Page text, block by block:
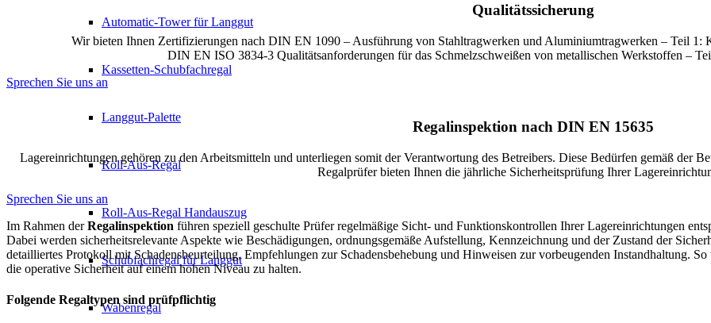
Automatic-Tower für Langgut
Kassetten-Schubfachregal
Langgut-Palette
Roll-Aus-Regal
Roll-Aus-Regal Handauszug
Schubfachregal für Langgut
Wabenregal
Qualitätssicherung
Wir bieten Ihnen Zertifizierungen nach DIN EN 1090 – Ausführung von Stahltragwerken und Aluminiumtragwerken – Teil 1:
DIN EN ISO 3834-3 Qualitätsanforderungen für das Schmelzschweißen von metallischen Werkstoffen –
Sprechen Sie uns an
Regalinspektion nach DIN EN 15635
Lagereinrichtungen gehören zu den Arbeitsmitteln und unterliegen somit der Verantwortung des Betreibers. Diese Bedürfen gemäß der
Regalprüfer bieten Ihnen die jährliche Sicherheitsprüfung Ihrer
Sprechen Sie uns an
Im Rahmen derRegalinspektion führen speziell geschulte Prüfer regelmäßige Sicht‑ und Funktionskontrollen Ihrer Lagereinrichtungen
Dabei werden sicherheitsrelevante Aspekte wie Beschädigungen, ordnungsgemäße Aufstellung, Kennzeichnung und der Zustand der
detailliertes Protokoll mit Schadensbeurteilung, Empfehlungen zur Schadensbehebung und Hinweisen zur vorbeugenden Instandhaltung.
die operative Sicherheit auf einem hohen Niveau zu halten.
Folgende Regaltypen sind prüfpflichtig